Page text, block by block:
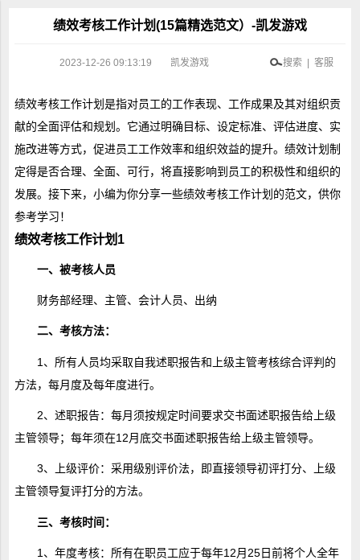
绩效考核工作计划(15篇精选范文）-凯发游戏
2023-12-26 09:13:19 凯发游戏 搜索 | 客服
绩效考核工作计划是指对员工的工作表现、工作成果及其对组织贡
献的全面评估和规划。它通过明确目标、设定标准、评估进度、实
施改进等方式，促进员工工作效率和组织效益的提升。绩效计划制
定得是否合理、全面、可行，将直接影响到员工的积极性和组织的
发展。接下来，小编为你分享一些绩效考核工作计划的范文，供你
参考学习！
绩效考核工作计划1
一、被考核人员
财务部经理、主管、会计人员、出纳
二、考核方法：
1、所有人员均采取自我述职报告和上级主管考核综合评判的
方法，每月度及每年度进行。
2、述职报告：每月须按规定时间要求交书面述职报告给上级
主管领导；每年须在12月底交书面述职报告给上级主管领导。
3、上级评价：采用级别评价法，即直接领导初评打分、上级
主管领导复评打分的方法。
三、考核时间：
1、年度考核：所有在职员工应于每年12月25日前将个人全年